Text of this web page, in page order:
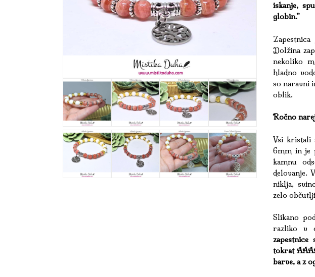
iskanje,
globin.”
Dolžina
nekoliko
hladno
so naravni
oblik.
Ročno
Vsi kristali
6mm in je
kamnu
delovanje.
niklja,
zelo
Slikano
razliko v
tokrat
barve, a z